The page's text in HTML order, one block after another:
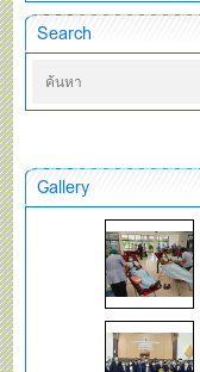
Search
Gallery